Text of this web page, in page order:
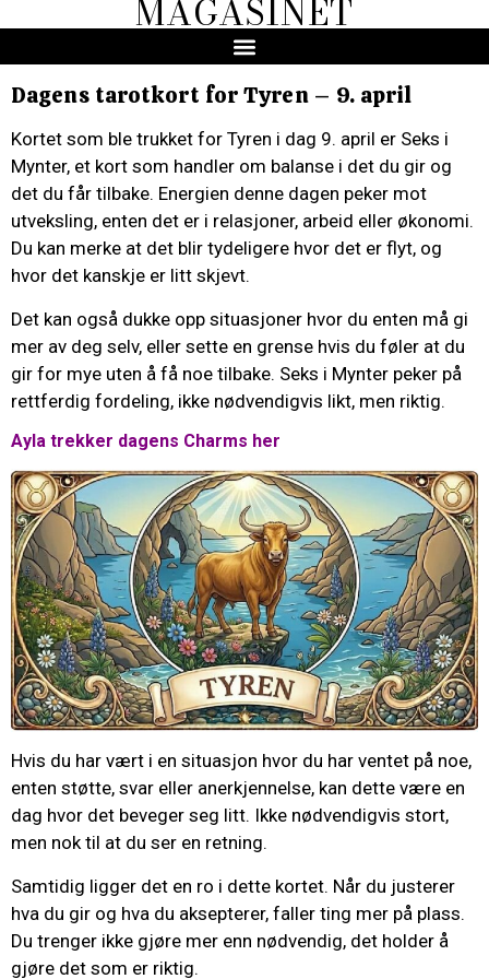
MAGASINET
Dagens tarotkort for Tyren – 9. april
Kortet som ble trukket for Tyren i dag 9. april er Seks i
Mynter, et kort som handler om balanse i det du gir og
det du får tilbake. Energien denne dagen peker mot
utveksling, enten det er i relasjoner, arbeid eller økonomi.
Du kan merke at det blir tydeligere hvor det er flyt, og
hvor det kanskje er litt skjevt.
Det kan også dukke opp situasjoner hvor du enten må gi
mer av deg selv, eller sette en grense hvis du føler at du
gir for mye uten å få noe tilbake. Seks i Mynter peker på
rettferdig fordeling, ikke nødvendigvis likt, men riktig.
Ayla trekker dagens Charms her
Hvis du har vært i en situasjon hvor du har ventet på noe,
enten støtte, svar eller anerkjennelse, kan dette være en
dag hvor det beveger seg litt. Ikke nødvendigvis stort,
men nok til at du ser en retning.
Samtidig ligger det en ro i dette kortet. Når du justerer
hva du gir og hva du aksepterer, faller ting mer på plass.
Du trenger ikke gjøre mer enn nødvendig, det holder å
gjøre det som er riktig.